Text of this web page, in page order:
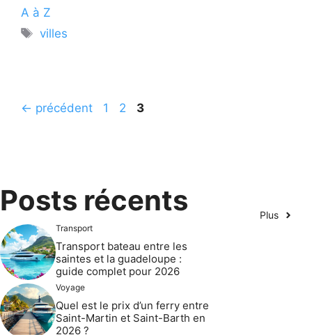
A à Z
Étiquettes
villes
← précédent Page
1 Page
2 Page
3
Posts récents Plus
Transport
Transport bateau entre les
saintes et la guadeloupe :
guide complet pour 2026
Voyage
Quel est le prix d’un ferry entre
Saint-Martin et Saint-Barth en
2026 ?